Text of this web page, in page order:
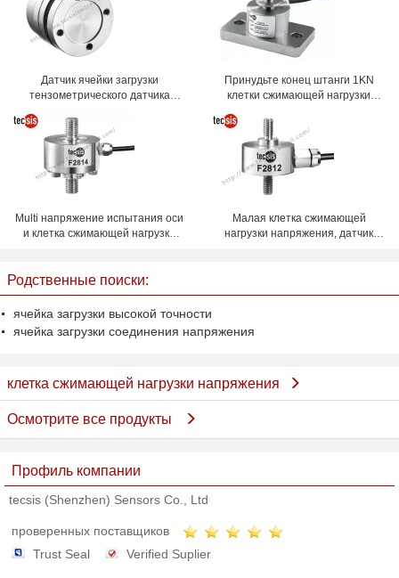
Датчик ячейки загрузки
тензометрического датчика
давления нержавеющей стали с
большой емкостью 500kg
Принудьте конец штанги 1KN
клетки сжимающей нагрузки
напряжения датчика 2KN 5KN
Multi напряжение испытания оси
и клетка сжимающей нагрузки
Малая клетка сжимающей
нагрузки напряжения, датчик
Родственные поиски:
ячейка загрузки высокой точности
ячейка загрузки соединения напряжения
клетка сжимающей нагрузки напряжения
Осмотрите все продукты
Профиль компании
tecsis (Shenzhen) Sensors Co., Ltd
проверенных поставщиков
Trust Seal
Verified Suplier